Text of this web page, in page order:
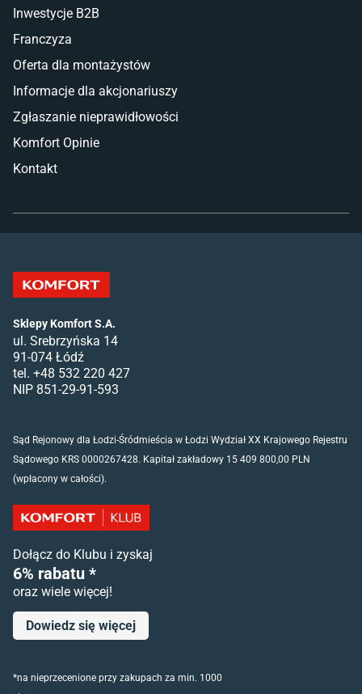
Inwestycje B2B
Franczyza
Oferta dla montażystów
Informacje dla akcjonariuszy
Zgłaszanie nieprawidłowości
Komfort Opinie
Kontakt
Sklepy Komfort S.A.
ul. Srebrzyńska 14
91-074 Łódź
tel. +48 532 220 427
NIP 851-29-91-593
Sąd Rejonowy dla Łodzi-Śródmieścia w Łodzi Wydział XX Krajowego Rejestru
Sądowego KRS 0000267428. Kapitał zakładowy 15 409 800,00 PLN
(wpłacony w całości).
Dołącz do Klubu i zyskaj
6% rabatu *
oraz wiele więcej!
Dowiedz się więcej
*na nieprzecenione przy zakupach za min. 1000